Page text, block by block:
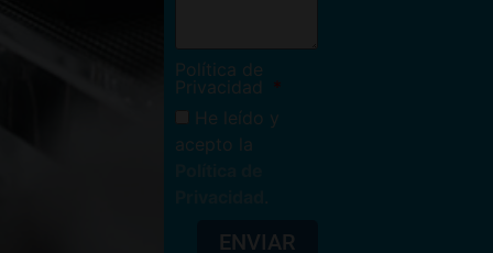
Política de
Privacidad
He leído y
acepto la
ENVIAR